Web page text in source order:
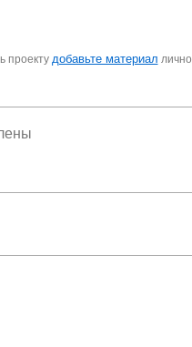
проекту добавьте материал лично